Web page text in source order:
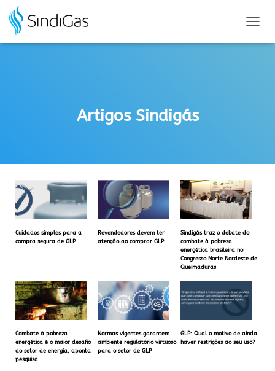
for:
L
Artigos Sindigás
Cuidados simples para a
compra segura de GLP
Revendedores devem ter
atenção ao comprar GLP
Sindigás traz o debate do
combate à pobreza
energética brasileira no
Congresso Norte Nordeste de
Queimaduras
Combate à pobreza
energética é o maior desafio
do setor de energia, aponta
pesquisa
Normas vigentes garantem
ambiente regulatório virtuoso
para o setor de GLP
GLP: Qual o motivo de ainda
haver restrições ao seu uso?